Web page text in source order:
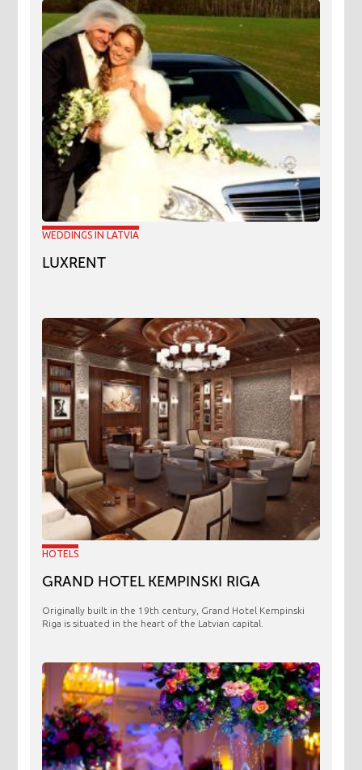
WEDDINGS IN LATVIA
LUXRENT
HOTELS
GRAND HOTEL KEMPINSKI RIGA
Originally built in the 19th century, Grand Hotel Kempinski
Riga is situated in the heart of the Latvian capital.